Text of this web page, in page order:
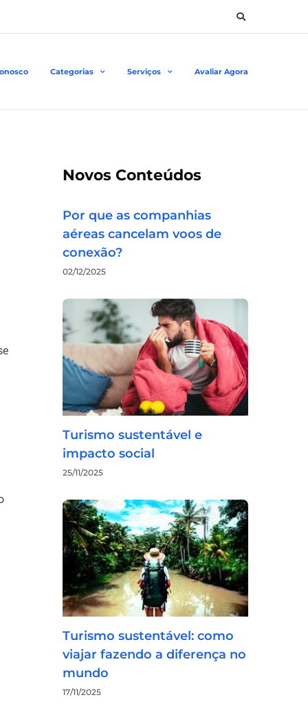
Categorias Serviços Avaliar Agora
Novos Conteúdos
Por que as companhias
aéreas cancelam voos de
conexão?
02/12/2025
Turismo sustentável e
impacto social
25/11/2025
Turismo sustentável: como
viajar fazendo a diferença no
mundo
17/11/2025